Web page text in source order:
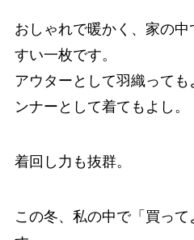
おしゃれで暖かく、家の
すい一枚です。
アウターとして羽織って
ンナーとして着てもよし。
着回し力も抜群。
この冬、私の中で「買っ